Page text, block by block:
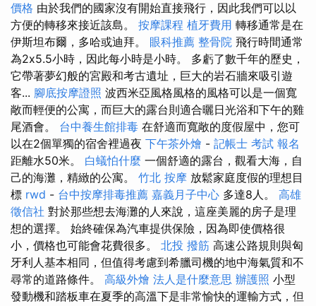
價格 由於我們的國家沒有開始直接飛行，因此我們可以以
方便的轉移來接近該島。 按摩課程 植牙費用 轉移通常是在
伊斯坦布爾，多哈或迪拜。 眼科推薦 整骨院 飛行時間通常
為2x5.5小時，因此每小時是小時。 多虧了數千年的歷史，
它帶著夢幻般的宮殿和考古遺址，巨大的岩石牆來吸引遊
客... 腳底按摩證照 波西米亞風格風格的風格可以是一個寬
敞而輕便的公寓，而巨大的露台則適合曬日光浴和下午的雞
尾酒會。 台中養生館排毒 在舒適而寬敞的度假屋中，您可
以在2個單獨的宿舍裡過夜 下午茶外燴 - 記帳士 考試 報名
距離水50米。 白蟻怕什麼 一個舒適的露台，觀看大海，自
己的海灘，精緻的公寓。 竹北 按摩 放鬆家庭度假的理想目
標 rwd - 台中按摩排毒推薦 嘉義月子中心 多達8人。 高雄
徵信社 對於那些想去海灘的人來說，這座美麗的房子是理
想的選擇。 始終確保為汽車提供保險，因為即使價格很
小，價格也可能會花費很多。 北投 撥筋 高速公路規則與匈
牙利人基本相同，但值得考慮到希臘司機的地中海氣質和不
尋常的道路條件。 高級外燴 法人是什麼意思 辦護照 小型
發動機和踏板車在夏季的高溫下是非常愉快的運輸方式，但